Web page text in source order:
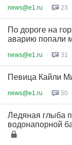
news@e1.ru 23
По дороге на
аварию попали
news@e1.ru 31
Певица Кайли
news@e1.ru 50
Ледяная глыба
водонапорной